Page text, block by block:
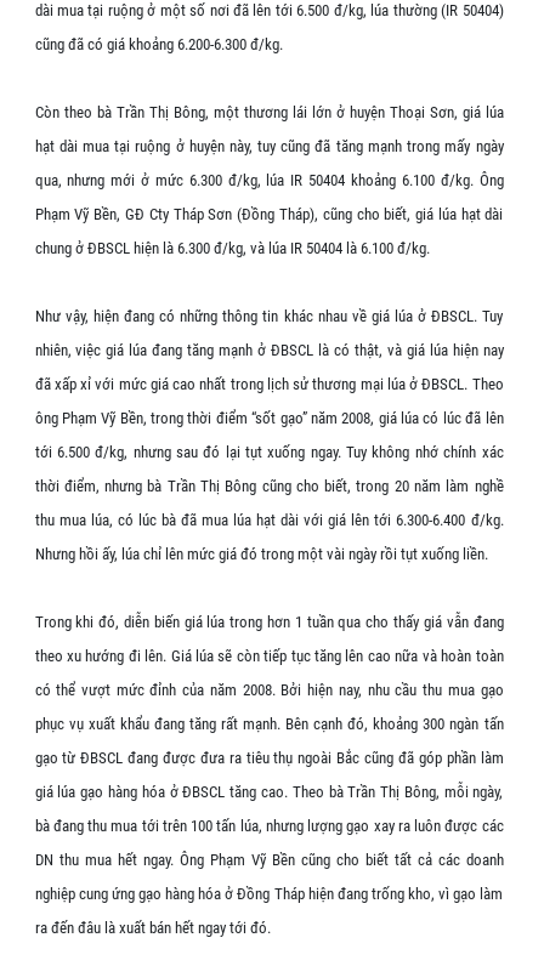
dài mua tại ruộng ở một số nơi đã lên tới 6.500 đ/kg, lúa thường (IR 50404)
cũng đã có giá khoảng 6.200-6.300 đ/kg.
Còn theo bà Trần Thị Bông, một thương lái lớn ở huyện Thoại Sơn, giá lúa
hạt dài mua tại ruộng ở huyện này, tuy cũng đã tăng mạnh trong mấy ngày
qua, nhưng mới ở mức 6.300 đ/kg, lúa IR 50404 khoảng 6.100 đ/kg. Ông
Phạm Vỹ Bền, GĐ Cty Tháp Sơn (Đồng Tháp), cũng cho biết, giá lúa hạt dài
chung ở ĐBSCL hiện là 6.300 đ/kg, và lúa IR 50404 là 6.100 đ/kg.
Như vậy, hiện đang có những thông tin khác nhau về giá lúa ở ĐBSCL. Tuy
nhiên, việc giá lúa đang tăng mạnh ở ĐBSCL là có thật, và giá lúa hiện nay
đã xấp xỉ với mức giá cao nhất trong lịch sử thương mại lúa ở ĐBSCL. Theo
ông Phạm Vỹ Bền, trong thời điểm “sốt gạo” năm 2008, giá lúa có lúc đã lên
tới 6.500 đ/kg, nhưng sau đó lại tụt xuống ngay. Tuy không nhớ chính xác
thời điểm, nhưng bà Trần Thị Bông cũng cho biết, trong 20 năm làm nghề
thu mua lúa, có lúc bà đã mua lúa hạt dài với giá lên tới 6.300-6.400 đ/kg.
Nhưng hồi ấy, lúa chỉ lên mức giá đó trong một vài ngày rồi tụt xuống liền.
Trong khi đó, diễn biến giá lúa trong hơn 1 tuần qua cho thấy giá vẫn đang
theo xu hướng đi lên. Giá lúa sẽ còn tiếp tục tăng lên cao nữa và hoàn toàn
có thể vượt mức đỉnh của năm 2008. Bởi hiện nay, nhu cầu thu mua gạo
phục vụ xuất khẩu đang tăng rất mạnh. Bên cạnh đó, khoảng 300 ngàn tấn
gạo từ ĐBSCL đang được đưa ra tiêu thụ ngoài Bắc cũng đã góp phần làm
giá lúa gạo hàng hóa ở ĐBSCL tăng cao. Theo bà Trần Thị Bông, mỗi ngày,
bà đang thu mua tới trên 100 tấn lúa, nhưng lượng gạo xay ra luôn được các
DN thu mua hết ngay. Ông Phạm Vỹ Bền cũng cho biết tất cả các doanh
nghiệp cung ứng gạo hàng hóa ở Đồng Tháp hiện đang trống kho, vì gạo làm
ra đến đâu là xuất bán hết ngay tới đó.